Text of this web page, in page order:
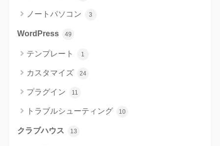
ノートパソコン 3
WordPress 49
テンプレート 1
カスタマイズ 24
プラグイン 11
トラブルシューティング 10
クラブハウス 13